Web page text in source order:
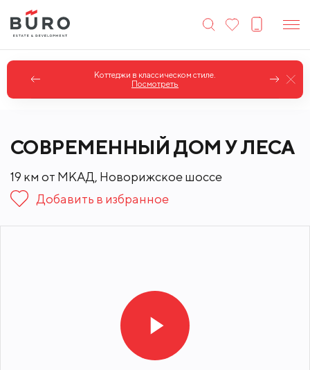
Коттеджи в английском стиле.
Посмотреть
СОВРЕМЕННЫЙ ДОМ У ЛЕСА
19 км от МКАД, Новорижское шоссе
Добавить в избранное